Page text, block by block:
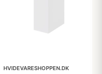
HVIDEVARESHOPPEN.DK